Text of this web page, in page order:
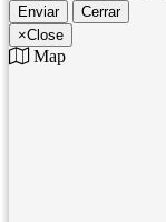
Enviar
Cerrar
×Close
Map